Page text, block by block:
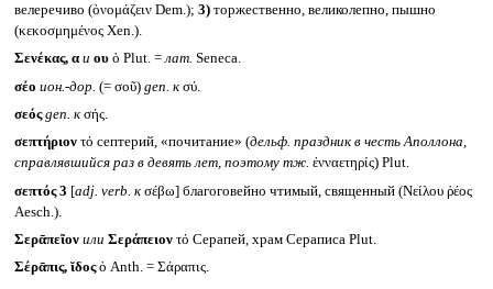
велеречиво (ὀνομάζειν Dem.); 3)торжественно, великолепно, пышно
(κεκοσμημένος Xen.).
Σενέκας, α и ου ὁ Plut. =лат. Seneca.
σέο ион.-дор. (= σοῦ) gen. кσύ.
σεός gen. кσής.
σεπτήριον τό септерий, «почитание» (дельф. праздник в честь Аполлона,
справлявшийся раз в девять лет, поэтому тж. ἐνναετηρίς) Plut.
σεπτός 3 [adj. verb. кσέβω] благоговейно чтимый, священный (Νείλου ῥέος
Aesch.).
Σερᾱπεῖον или Σεράπειον τό Серапей, храм Сераписа Plut.
Σέρᾱπις, ῐδοςὁ Anth. = Σάραπις.